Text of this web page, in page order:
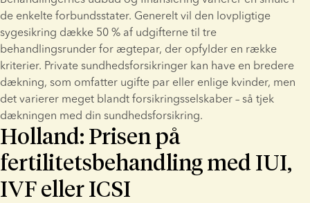
de enkelte forbundsstater. Generelt vil den lovpligtige
sygesikring dække 50 % af udgifterne til tre
behandlingsrunder for ægtepar, der opfylder en række
kriterier. Private sundhedsforsikringer kan have en bredere
dækning, som omfatter ugifte par eller enlige kvinder, men
det varierer meget blandt forsikringsselskaber – så tjek
dækningen med din sundhedsforsikring.
Holland: Prisen på
fertilitetsbehandling med IUI,
IVF eller ICSI